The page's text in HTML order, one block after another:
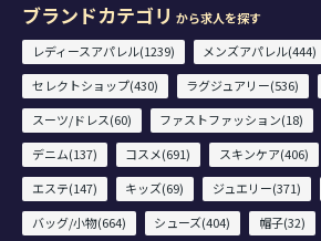
ブランドカテゴリ から求人を探す
レディースアパレル(1239)
メンズアパレル(444)
セレクトショップ(430)
ラグジュアリー(536)
スーツ/ドレス(60)
ファストファッション(18)
デニム(137)
コスメ(691) スキンケア(406)
エステ(147)
キッズ(69) ジュエリー(371)
バッグ/小物(664)
シューズ(404) 帽子(32)